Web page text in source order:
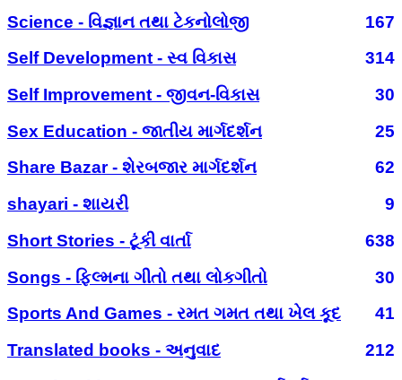
Science - વિજ્ઞાન તથા ટેકનોલોજી
167
Self Development - સ્વ વિકાસ
314
Self Improvement - જીવન-વિકાસ
30
Sex Education - જાતીય માર્ગદર્શન
25
Share Bazar - શેરબજાર માર્ગદર્શન
62
shayari - શાયરી
9
Short Stories - ટૂંકી વાર્તા
638
Songs - ફિલ્મના ગીતો તથા લોકગીતો
30
Sports And Games - રમત ગમત તથા ખેલ કૂદ
41
Translated books - અનુવાદ
212